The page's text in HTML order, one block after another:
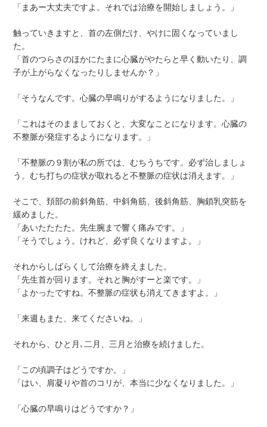
「まあー大丈夫ですよ。それでは治療を開始しましょう。」
触っていきますと、首の左側だけ、やけに固くなっていまし
た。
「首のつらさのほかにたまに心臓がやたらと早く動いたり、調
子が上がらなくなったりしませんか？」
「そうなんです。心臓の早鳴りがするようになりました。」
「これはそのまましておくと、大変なことになります。心臓の
不整脈が発症するようになります。」
「不整脈の９割が私の所では、むちうちです。必ず治しましょ
う。むち打ちの症状が取れると不整脈の症状は消えます。」
そこで、頚部の前斜角筋、中斜角筋、後斜角筋、胸鎖乳突筋を
緩めました。
「あいたたたた。先生腕まで響く痛みです。」
「そうでしょう。けれど、必ず良くなりますよ。」
それからしばらくして治療を終えました。
「先生首が回ります。それと胸がすーと楽です。」
「よかったですね。不整脈の症状も消えてきますよ。」
「来週もまた、来てくださいね。」
それから、ひと月､二月、三月と治療を続けました。
「この頃調子はどうですか。」
「はい、肩凝りや首のコリが、本当に少なくなりました。」
「心臓の早鳴りはどうですか？」